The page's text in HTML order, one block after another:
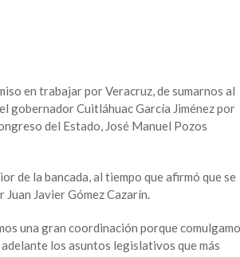
en trabajar por Veracruz, de sumarnos al
gobernador Cuitláhuac García Jiménez por
del Estado, José Manuel Pozos
de la bancada, al tiempo que afirmó que se
Javier Gómez Cazarín.
una gran coordinación porque
los asuntos legislativos que más